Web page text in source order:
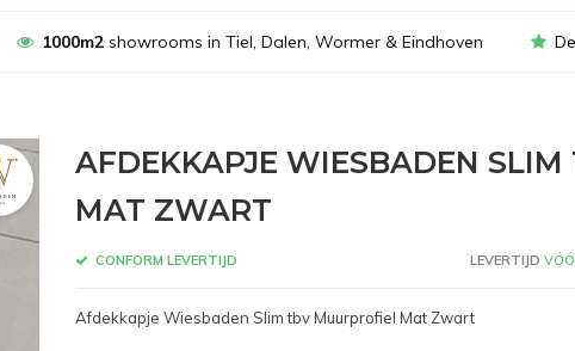
1000m2showrooms in Tiel, Dalen, Wormer & Eindhoven De
AFDEKKAPJE WIESBADEN
MAT ZWART
CONFORM LEVERTIJD LEVERTIJD
Afdekkapje Wiesbaden Slim tbv Muurprofiel Mat Zwart